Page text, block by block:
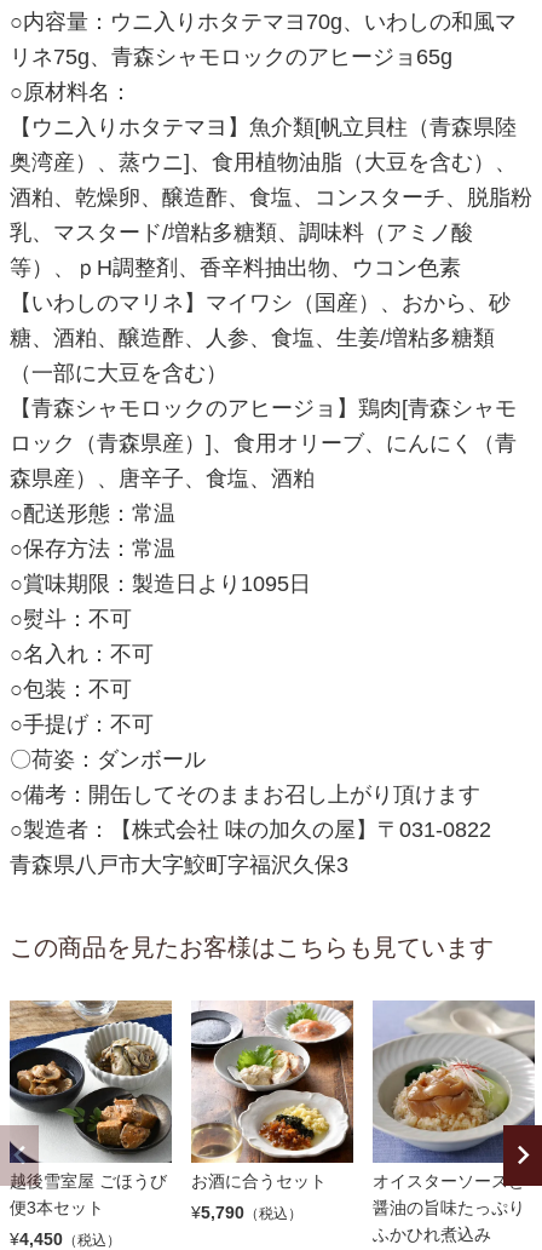
○内容量：ウニ入りホタテマヨ70g、いわしの和風マ
リネ75g、青森シャモロックのアヒージョ65g
○原材料名：
【ウニ入りホタテマヨ】魚介類[帆立貝柱（青森県陸
奥湾産）、蒸ウニ]、食用植物油脂（大豆を含む）、
酒粕、乾燥卵、醸造酢、食塩、コンスターチ、脱脂粉
乳、マスタード/増粘多糖類、調味料（アミノ酸
等）、ｐH調整剤、香辛料抽出物、ウコン色素
【いわしのマリネ】マイワシ（国産）、おから、砂
糖、酒粕、醸造酢、人参、食塩、生姜/増粘多糖類
（一部に大豆を含む）
【青森シャモロックのアヒージョ】鶏肉[青森シャモ
ロック（青森県産）]、食用オリーブ、にんにく（青
森県産）、唐辛子、食塩、酒粕
○配送形態：常温
○保存方法：常温
○賞味期限：製造日より1095日
○熨斗：不可
○名入れ：不可
○包装：不可
○手提げ：不可
〇荷姿：ダンボール
○備考：開缶してそのままお召し上がり頂けます
○製造者：【株式会社 味の加久の屋】〒031-0822
青森県八戸市大字鮫町字福沢久保3
この商品を見たお客様はこちらも見ています
越後雪室屋 ごほうび
便3本セット
¥4,450 （税込）
お酒に合うセット
¥5,790 （税込）
オイスターソースと
醤油の旨味たっぷり
ふかひれ煮込み